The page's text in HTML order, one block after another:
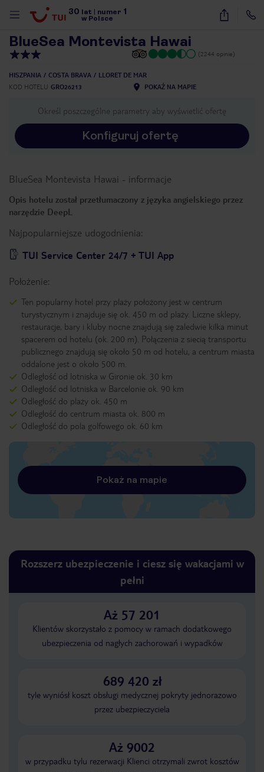
30 lat numer 1
w Polsce
32
BlueSea Montevista Hawai
(2244 opinie)
HISZPANIA COSTA BRAVA
LLORET DE MAR
KOD HOTELU GRO26213 POKAŻ NA MAPIE
Określ poszczególne parametry aby wyświetlić ofertę
Konfiguruj ofertę
BlueSea Montevista Hawai - informacje
Opis hotelu został przetłumaczony z języka angielskiego przez
narzędzie DeepL
Najpopularniejsze udogodnienia:
TUI Service Center 24/7 + TUI App
Położenie:
Ten popularny hotel przy plaży położony jest w centrum
turystycznym i znajduje się ok. 450 m od plaży. Liczne sklepy,
restauracje, bary i kluby nocne znajdują się zaledwie kilka minut
spacerem od hotelu (ok. 200 m). Połączenia z siecią transportu
publicznego znajdują się około 50 m od hotelu, a centrum miasta
oddalone jest o około 500 m.
Odległość od lotniska w Gironie ok. 30 km
Odległość od lotniska w Barcelonie ok. 90 km
Odległość do plaży ok. 450 m
Odległość do centrum miasta ok. 800 m
Odległość do pola golfowego ok. 60 km
Pokaż na mapie
Rozszerz ubezpieczenie i ciesz się wakacjami w
pełni
Aż 57 201
Klientów skorzystało z pomocy w ramach dodatkowego
ubezpieczenia od nagłych zachorowań i wypadków
689 420 zł
tyle wyniósł koszt obsługi medycznej pokryty jednorazowo
przez ubezpieczyciela
Aż 9002
w przypadku tylu rezerwacji Klienci otrzymali zwrot kosztów